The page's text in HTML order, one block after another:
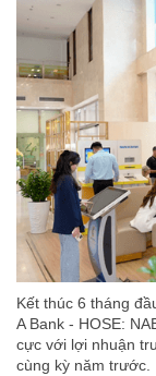
Kết thúc 6 tháng
A Bank - HOSE:
cực với lợi nhuận
cùng kỳ năm trước.